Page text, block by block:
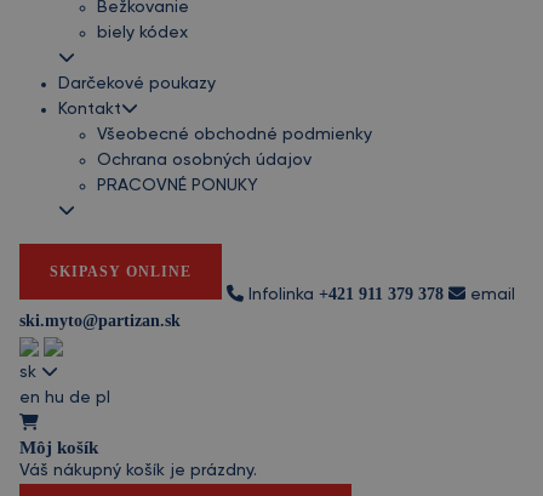
Bežkovanie
biely kódex
Darčekové poukazy
Kontakt
Všeobecné obchodné podmienky
Ochrana osobných údajov
PRACOVNÉ PONUKY
SKIPASY ONLINE
Infolinka +421 911 379 378 email
ski.myto@partizan.sk
sk
en hu de pl
Môj košík
Váš nákupný košík je prázdny.